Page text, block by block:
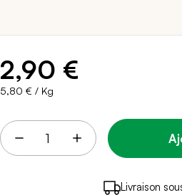
2,90 €
5,80 € / Kg
2 points de fidélité (0,04
Livraison
Paiement